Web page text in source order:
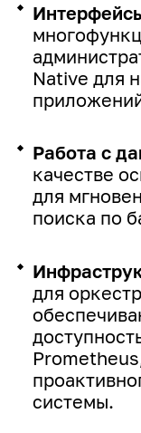
Native для
Работа с
качестве
для
поиска по
для
системы.